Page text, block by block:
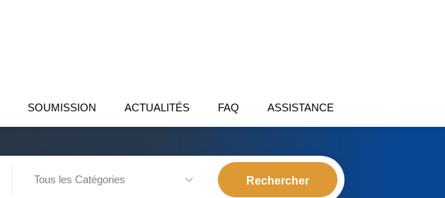
SOUMISSION ACTUALITÉS FAQ ASSISTANCE
Tous les Catégories